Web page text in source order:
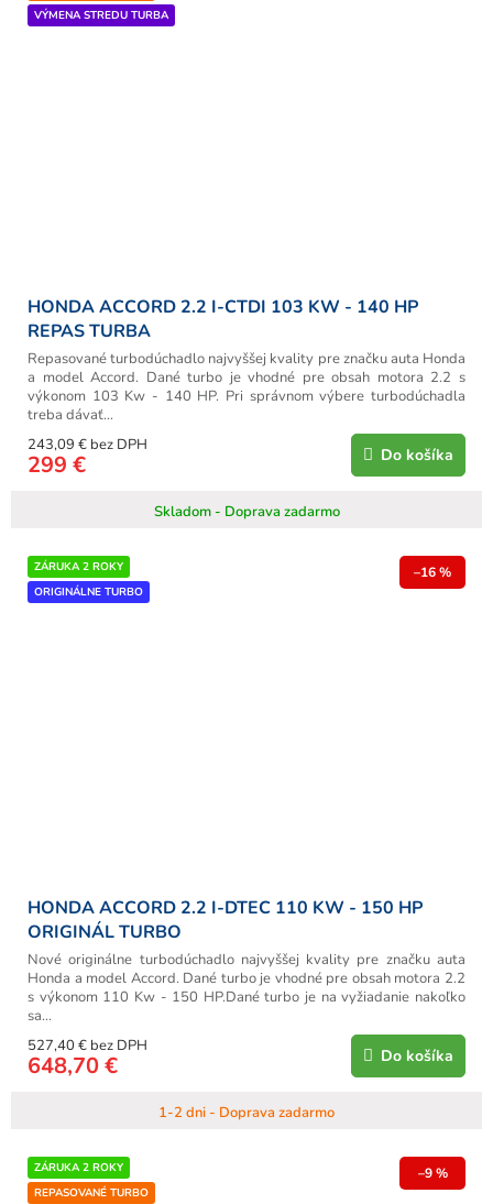
VÝMENA STREDU TURBA
HONDA ACCORD 2.2 I-CTDI 103 KW - 140 HP
REPAS TURBA
Skladom - Doprava zadarmo
243,09 € bez DPH
299 € Do košíka
Repasované turbodúchadlo najvyššej kvality pre značku auta Honda
a model Accord. Dané turbo je vhodné pre obsah motora 2.2 s
výkonom 103 Kw - 140 HP. Pri správnom výbere turbodúchadla
treba dávať...
ZÁRUKA 2 ROKY
ORIGINÁLNE TURBO
–16 %
HONDA ACCORD 2.2 I-DTEC 110 KW - 150 HP
ORIGINÁL TURBO
1-2 dni - Doprava zadarmo
527,40 € bez DPH
648,70 € Do košíka
Nové originálne turbodúchadlo najvyššej kvality pre značku auta
Honda a model Accord. Dané turbo je vhodné pre obsah motora 2.2
s výkonom 110 Kw - 150 HP.Dané turbo je na vyžiadanie nakoľko
sa...
ZÁRUKA 2 ROKY
REPASOVANÉ TURBO
–9 %